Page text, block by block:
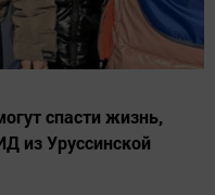
спасти жизнь,
из Уруссинской